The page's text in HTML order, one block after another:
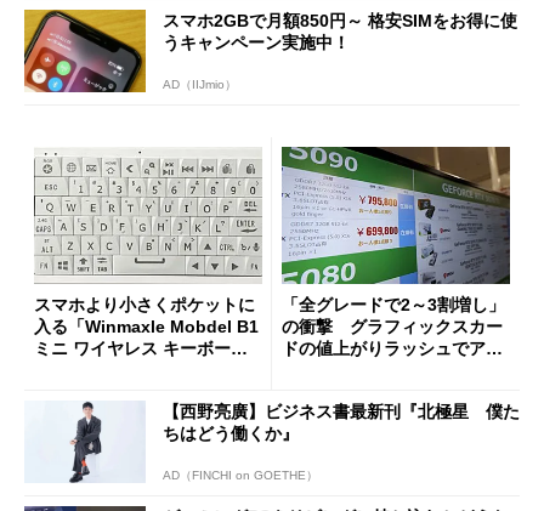
スマホ2GBで月額850円～ 格安SIMをお得に使
うキャンペーン実施中！
AD（IIJmio）
スマホより小さくポケットに
入る「Winmaxle Mobdel B1
ミニ ワイヤレス キーボー
「全グレードで2～3割増し」
の衝撃 グラフィックスカー
ドの値上がりラッシュでアキ
【西野亮廣】ビジネス書最新刊『北極星 僕た
ちはどう働くか』
AD（FINCHI on GOETHE）